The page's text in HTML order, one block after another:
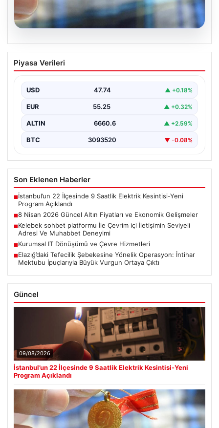
08.08.2026
8 Nisan 2026 Güncel Altın Fiyatları ve
Ekonomik Gelişmeler
jeopolitik gelişmelerle birlikte ekonomik verilerin de
etkisiyle hareketlilik…
Piyasa Verileri
USD 47.74 ▲ +0.18%
EUR 55.25 ▲ +0.32%
ALTIN 6660.6 ▲ +2.59%
BTC 3093520 ▼ -0.08%
Son Eklenen Haberler
■İstanbul’un 22 İlçesinde 9 Saatlik Elektrik Kesintisi-Yeni
Program Açıklandı
■8 Nisan 2026 Güncel Altın Fiyatları ve Ekonomik Gelişmeler
■Kelebek sohbet platformu İle Çevrim içi İletişimin Seviyeli
Adresi Ve Muhabbet Deneyimi
■Kurumsal IT Dönüşümü ve Çevre Hizmetleri
■Elazığ’daki Tefecilik Şebekesine Yönelik Operasyon: İntihar
Mektubu İpuçlarıyla Büyük Vurgun Ortaya Çıktı
Güncel
09/08/2026
İstanbul’un 22 İlçesinde 9 Saatlik Elektrik Kesintisi-Yeni
Program Açıklandı